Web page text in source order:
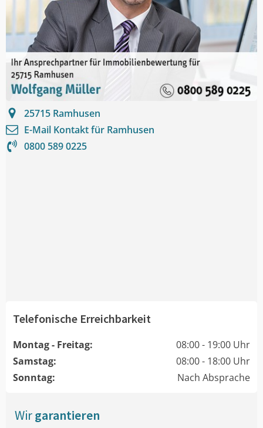
25715 Ramhusen
E-Mail Kontakt für Ramhusen
0800 589 0225
Telefonische Erreichbarkeit
Montag - Freitag:
08:00 - 19:00 Uhr
Samstag:
08:00 - 18:00 Uhr
Sonntag:
Nach Absprache
Wirgarantieren